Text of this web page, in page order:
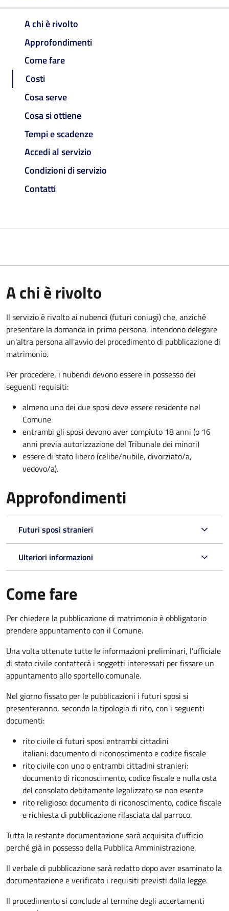
A chi è rivolto
Approfondimenti
Come fare
Costi
Cosa serve
Cosa si ottiene
Tempi e scadenze
Accedi al servizio
Condizioni di servizio
Contatti
A chi è rivolto
Il servizio è rivolto ai nubendi (futuri coniugi) che, anziché
presentare la domanda in prima persona, intendono delegare
un'altra persona all'avvio del procedimento di pubblicazione di
matrimonio.
Per procedere, i nubendi devono essere in possesso dei
seguenti requisiti:
almeno uno dei due sposi deve essere residente nel
Comune
entrambi gli sposi devono aver compiuto 18 anni (o 16
anni previa autorizzazione del Tribunale dei minori)
essere di stato libero (celibe/nubile, divorziato/a,
vedovo/a).
Approfondimenti
Futuri sposi stranieri
Ulteriori informazioni
Come fare
Per chiedere la pubblicazione di matrimonio è obbligatorio
prendere appuntamento con il Comune.
Una volta ottenute tutte le informazioni preliminari, l'ufficiale
di stato civile contatterà i soggetti interessati per fissare un
appuntamento allo sportello comunale.
Nel giorno fissato per le pubblicazioni i futuri sposi si
presenteranno, secondo la tipologia di rito, con i seguenti
documenti:
rito civile di futuri sposi entrambi cittadini
italiani: documento di riconoscimento e codice fiscale
rito civile con uno o entrambi cittadini stranieri:
documento di riconoscimento, codice fiscale e nulla osta
del consolato debitamente legalizzato se non esente
rito religioso: documento di riconoscimento, codice fiscale
e richiesta di pubblicazione rilasciata dal parroco.
Tutta la restante documentazione sarà acquisita d’ufficio
perché già in possesso della Pubblica Amministrazione.
Il verbale di pubblicazione sarà redatto dopo aver esaminato la
documentazione e verificato i requisiti previsti dalla legge.
Il procedimento si conclude al termine degli accertamenti